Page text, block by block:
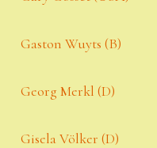
Gaston Wuyts (B)
Georg Merkl (D)
Gisela Völker (D)